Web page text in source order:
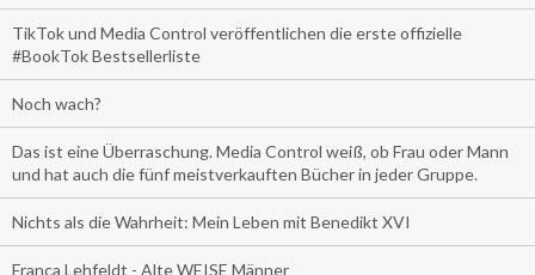
TikTok und Media Control veröffentlichen die erste offizielle
#BookTok Bestsellerliste
Noch wach?
Das ist eine Überraschung. Media Control weiß, ob Frau oder Mann
und hat auch die fünf meistverkauften Bücher in jeder Gruppe.
Nichts als die Wahrheit: Mein Leben mit Benedikt XVI
Franca Lehfeldt - Alte WEISE Männer